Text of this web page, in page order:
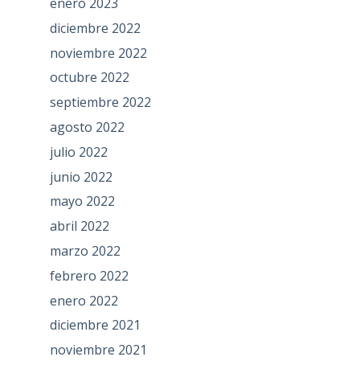
diciembre 2022
noviembre 2022
octubre 2022
septiembre 2022
agosto 2022
julio 2022
junio 2022
mayo 2022
abril 2022
marzo 2022
febrero 2022
enero 2022
diciembre 2021
noviembre 2021